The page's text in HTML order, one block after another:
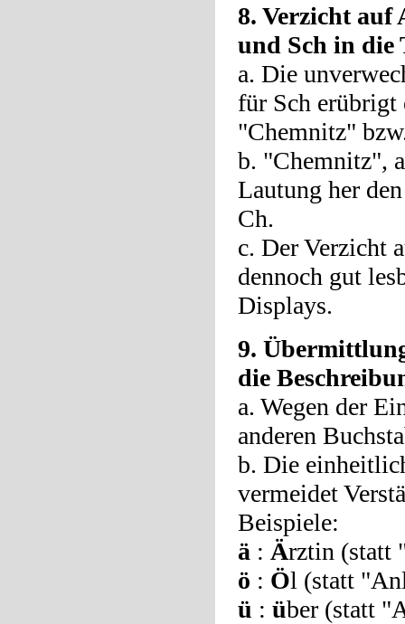
8. Verzicht auf
und Sch in die
a. Die
für Sch erübrigt
"Chemnitz"
b. "Chemnitz",
Lautung her
Ch.
c. Der Verzicht
dennoch gut
Displays.
9.
die
a. Wegen der
anderen
b. Die
vermeidet
Beispiele:
ä : Ärztin (statt
ö : Öl (statt
ü : über (statt